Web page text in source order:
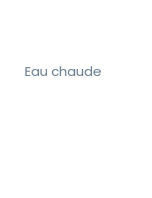
Eau chaude